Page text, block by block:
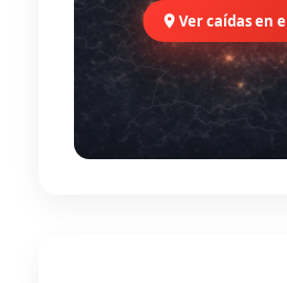
Ver caídas en